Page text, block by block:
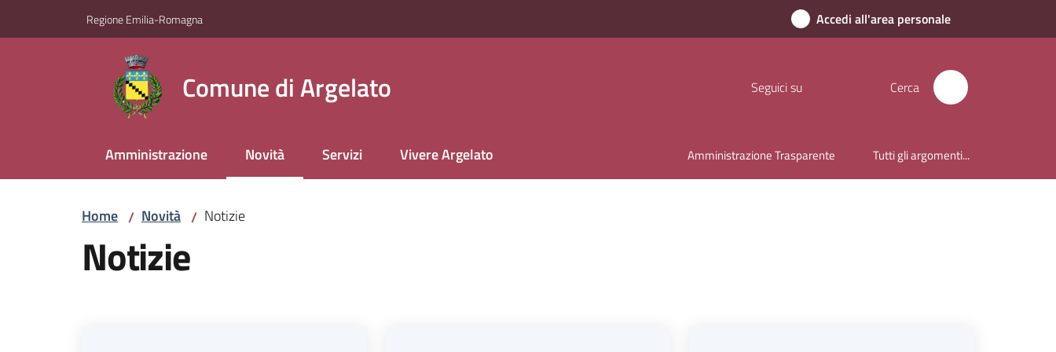
Regione Emilia-Romagna Accedi all'area personale
Comune di Argelato Seguici su Cerca
Amministrazione Novità
Menu selezionato
Servizi Vivere Argelato Amministrazione Trasparente Tutti gli argomenti...
Home / Novità / Notizie
Notizie